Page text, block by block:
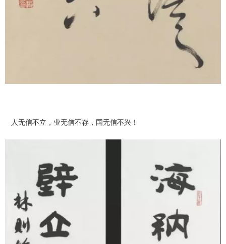
人无信不立，业无信不存，国无信不兴！